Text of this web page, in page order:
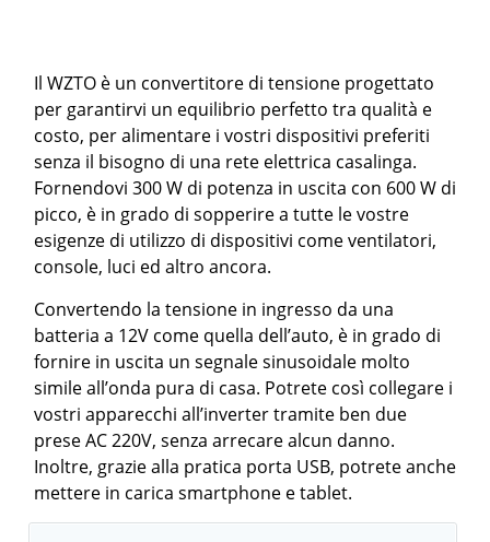
Il WZTO è un convertitore di tensione progettato
per garantirvi un equilibrio perfetto tra qualità e
costo, per alimentare i vostri dispositivi preferiti
senza il bisogno di una rete elettrica casalinga.
Fornendovi 300 W di potenza in uscita con 600 W di
picco, è in grado di sopperire a tutte le vostre
esigenze di utilizzo di dispositivi come ventilatori,
console, luci ed altro ancora.
Convertendo la tensione in ingresso da una
batteria a 12V come quella dell’auto, è in grado di
fornire in uscita un segnale sinusoidale molto
simile all’onda pura di casa. Potrete così collegare i
vostri apparecchi all’inverter tramite ben due
prese AC 220V, senza arrecare alcun danno.
Inoltre, grazie alla pratica porta USB, potrete anche
mettere in carica smartphone e tablet.